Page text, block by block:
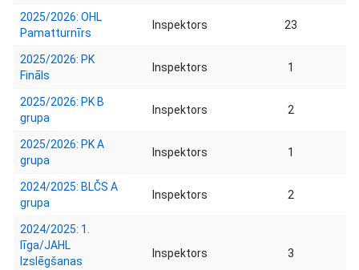
2025/2026: OHL
Pamatturnīrs
Inspektors 23
2025/2026: PK
Fināls
Inspektors 1
2025/2026: PK B
grupa
Inspektors 2
2025/2026: PK A
grupa
Inspektors 1
2024/2025: BLČS A
grupa
Inspektors 2
2024/2025: 1.
līga/JAHL
Izslēgšanas
Inspektors 3